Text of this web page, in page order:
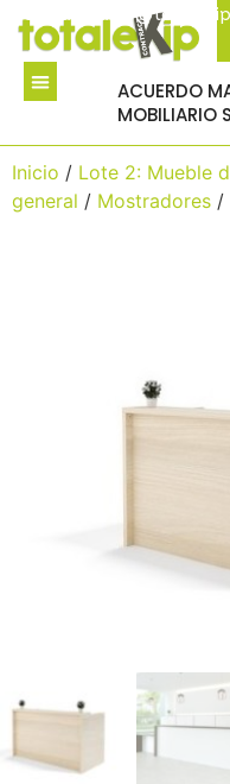
ACUERDO
MOBILIARIO
Inicio / Lote 2: Mueble
general / Mostradores /